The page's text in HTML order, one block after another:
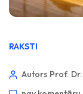
RAKSTI
Autors Prof.